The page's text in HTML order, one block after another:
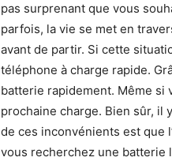
pas surprenant que vous
parfois, la vie se met en
avant de partir. Si cette
téléphone à charge rapide.
batterie rapidement. Même si
prochaine charge. Bien sûr, il
de ces inconvénients est que
vous recherchez une batterie